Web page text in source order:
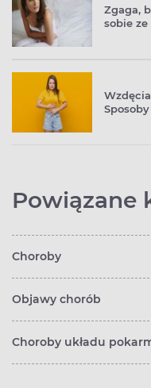
Zgaga,
sobie
Powiązane
Choroby
Objawy chorób
Choroby układu